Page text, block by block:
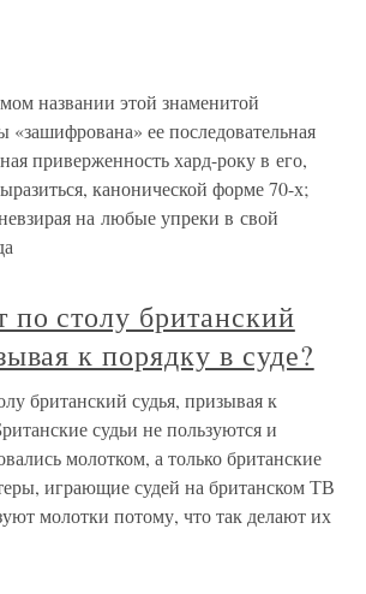
названии этой знаменитой
«зашифрована» ее последовательная
приверженность хард-року в его,
канонической форме 70-х;
на любые упреки в свой
по столу британский
к порядку в суде?
британский судья, призывая к
судьи не пользуются и
молотком, а только британские
играющие судей на британском ТВ
молотки потому, что так делают их